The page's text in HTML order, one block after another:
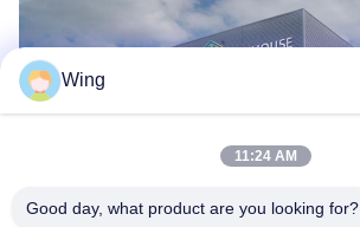
Wing
11:24 AM
Good day, what product are you looking for?